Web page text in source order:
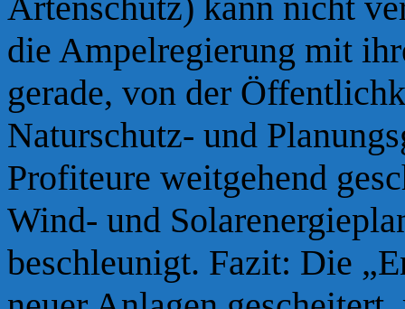
die Ampelregierung mit
gerade, von der
Naturschutz- und
Profiteure weitgehend
Wind- und
beschleunigt. Fazit: Die